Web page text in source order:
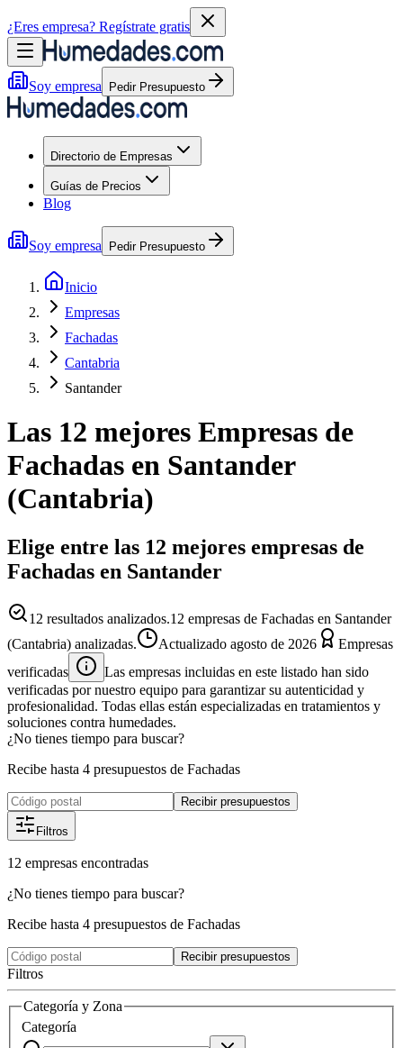
¿Eres empresa? Regístrate gratis
Soy empresa Pedir Presupuesto
Directorio de Empresas
Guías de Precios
Blog
Soy empresa Pedir Presupuesto
Inicio
Empresas
Fachadas
Cantabria
Santander
Las 12 mejores Empresas de
Fachadas en Santander
(Cantabria)
Elige entre las 12 mejores empresas de
Fachadas en Santander
12 resultados analizados.12 empresas de Fachadas en Santander
(Cantabria) analizadas.
Actualizado agosto de 2026
Empresas
verificadas
Las empresas incluidas en este listado han sido
verificadas por nuestro equipo para garantizar su autenticidad y
profesionalidad. Todas ellas están especializadas en tratamientos y
soluciones contra humedades.
¿No tienes tiempo para buscar?
Recibe hasta 4 presupuestos de Fachadas
Recibir presupuestos
Filtros
12 empresas encontradas
¿No tienes tiempo para buscar?
Recibe hasta 4 presupuestos de Fachadas
Recibir presupuestos
Filtros
Categoría y Zona
Categoría